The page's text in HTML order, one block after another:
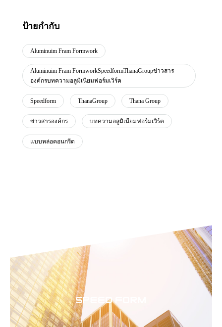
ป้ายกำกับ
Aluminuim Fram Formwork
Aluminuim Fram FormworkSpeedformThanaGroupข่าวสาร
องค์กรบทความอลูมิเนียมฟอร์มเวิร์ค
Speedform ThanaGroup Thana Group
ข่าวสารองค์กร บทความอลูมิเนียมฟอร์มเวิร์ค
แบบหล่อคอนกรีต